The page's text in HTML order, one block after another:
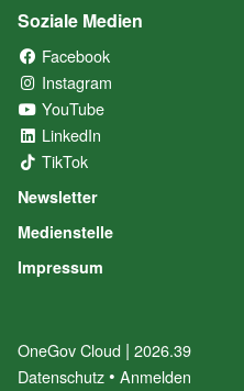
Soziale Medien
Facebook
Instagram
YouTube
LinkedIn
TikTok
Newsletter
Medienstelle
Impressum
OneGov Cloud (External Link)
| 2026.39
Datenschutz (External Link)
Anmelden